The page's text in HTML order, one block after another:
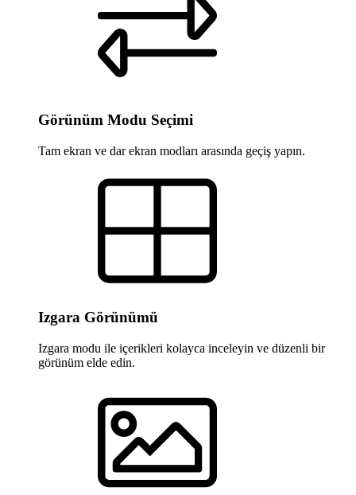
Görünüm Modu Seçimi
Tam ekran ve dar ekran modları arasında geçiş yapın.
Izgara Görünümü
Izgara modu ile içerikleri kolayca inceleyin ve düzenli bir
görünüm elde edin.